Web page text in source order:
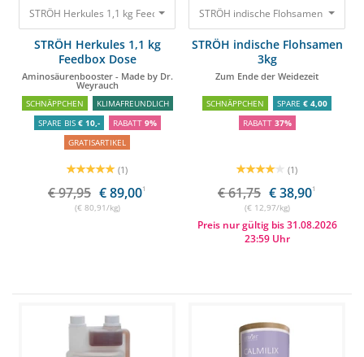
STRÖH Herkules 1,1 kg Feedbox Dose Aminosäurenbooster - Made by
STRÖH Herkules 1,1 kg
Feedbox Dose
Aminosäurenbooster - Made by Dr.
Weyrauch
SCHNÄPPCHEN
KLIMAFREUNDLICH
SPARE BIS € 10,- RABATT 9%
GRATISARTIKEL
(1)
€ 97,95 € 89,001
(€ 80,91/kg)
STRÖH indische Flohsamen 3kg
STRÖH indische Flohsamen
3kg
Zum Ende der Weidezeit
SCHNÄPPCHEN SPARE € 4,00
RABATT 37%
(1)
€ 61,75 € 38,901
(€ 12,97/kg)
Preis nur gültig bis 31.08.2026
23:59 Uhr